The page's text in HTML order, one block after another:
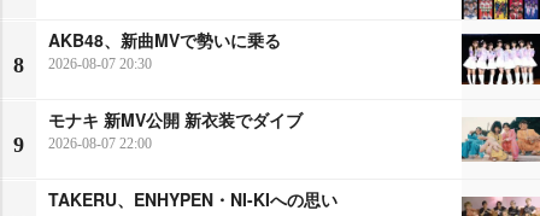
8
AKB48、新曲MVで勢いに乗る
2026-08-07 20:30
9
モナキ 新MV公開 新衣装でダイブ
2026-08-07 22:00
TAKERU、ENHYPEN・NI-KIへの思い